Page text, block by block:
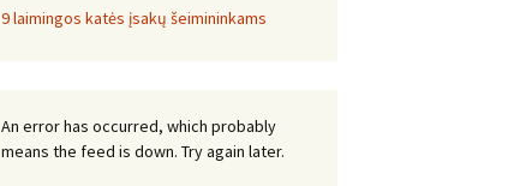
9 laimingos katės įsakų šeimininkams
An error has occurred, which probably
means the feed is down. Try again later.